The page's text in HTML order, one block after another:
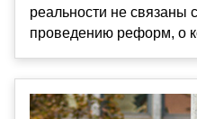
реальности не связаны
проведению реформ, о